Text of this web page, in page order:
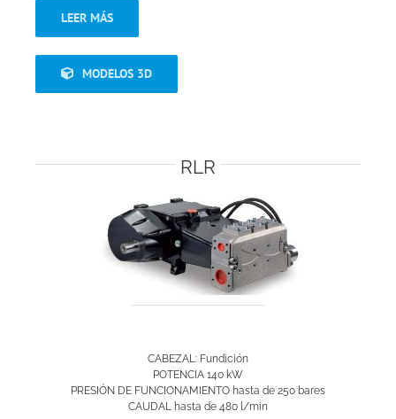
LEER MÁS
MODELOS 3D
RLR
CABEZAL: Fundición
POTENCIA 140 kW
PRESIÓN DE FUNCIONAMIENTO hasta de 250 bares
CAUDAL hasta de 480 l/min